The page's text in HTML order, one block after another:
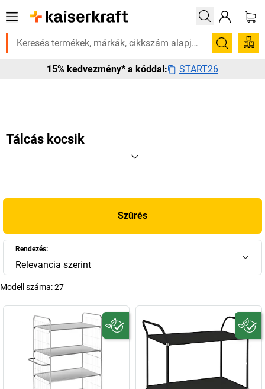
van rá? Válogatott bestseller termékeinket 3–4 munkanapon belül
Keresés
15% kedvezmény* a kóddal: START26
Tálcás kocsik
Szűrés
Rendezés:
Relevancia szerint
Modell száma:27